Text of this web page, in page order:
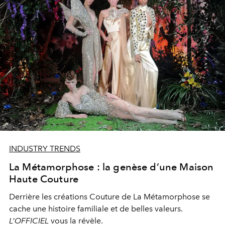
INDUSTRY TRENDS
La Métamorphose : la genèse d’une Maison
Haute Couture
Derrière les créations Couture de La Métamorphose se
cache une histoire familiale et de belles valeurs.
L’OFFICIEL vous la révèle.